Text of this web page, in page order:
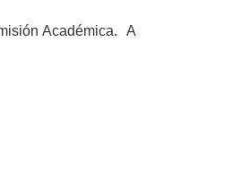
Académica. A